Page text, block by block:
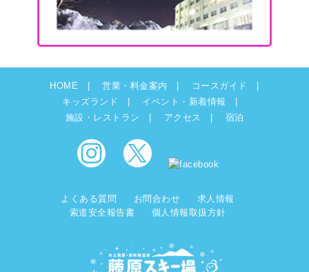
HOME 営業・料金案内
コースガイド
キッズランド
イベント・新着情報
施設・レストラン
アクセス 宿泊
よくある質問 お問合わせ
求人情報
索道安全報告書
個人情報取扱方針